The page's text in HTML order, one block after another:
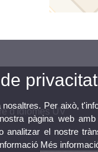
d'Idiomes UV
privacitat
Per això,
pàgina web
analitzar el nostre
Més